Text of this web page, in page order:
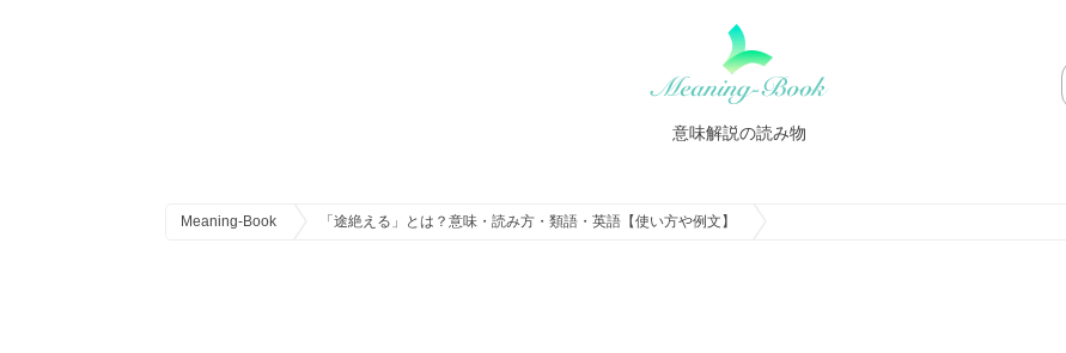
意味解説の読み物
Meaning-Book 「途絶える」とは？意味・読み方・類語・英語【使い方や例文】